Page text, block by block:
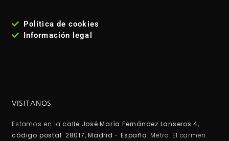
Política de cookies
Información legal
VISITANOS
Estamos en la calle José María Fernández Lanseros 4,
código postal: 28017, Madrid - España. Metro: El carmen